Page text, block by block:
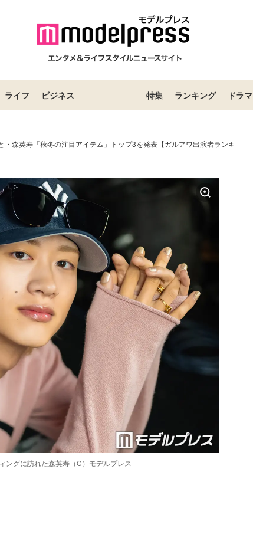
ライフ ビジネス 特集 ランキング ドラマ
・森英寿「秋冬の注目アイテム」トップ3を発表【ガルアワ出演者ランキ
ングに訪れた森英寿（C）モデルプレス